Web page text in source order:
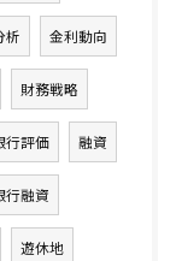
析 金利動向
財務戦略
行評価 融資
行融資
遊休地